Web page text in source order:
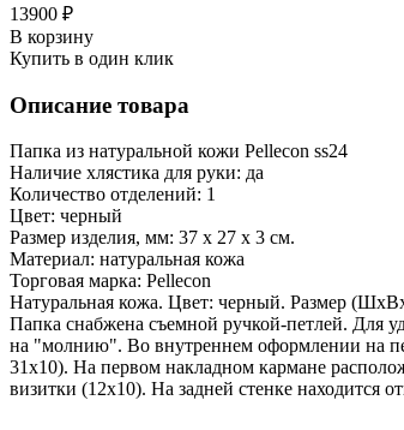
13900 ₽
В корзину
Купить в один клик
Описание товара
Папка из натуральной кожи Pellecon ss24
Наличие хлястика для руки: да
Количество отделений: 1
Цвет: черный
Размер изделия, мм: 37 х 27 х 3 см.
Материал: натуральная кожа
Торговая марка: Pellecon
Натуральная кожа. Цвет: черный. Размер
Папка снабжена съемной ручкой-петлей. Для
на "молнию". Во внутреннем оформлении на
31х10). На первом накладном кармане
визитки (12х10). На задней стенке находится